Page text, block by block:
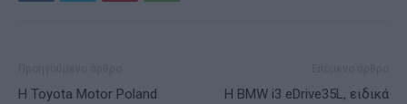
Η Toyota Motor Poland
Η BMW i3 eDrive35L, ειδικά